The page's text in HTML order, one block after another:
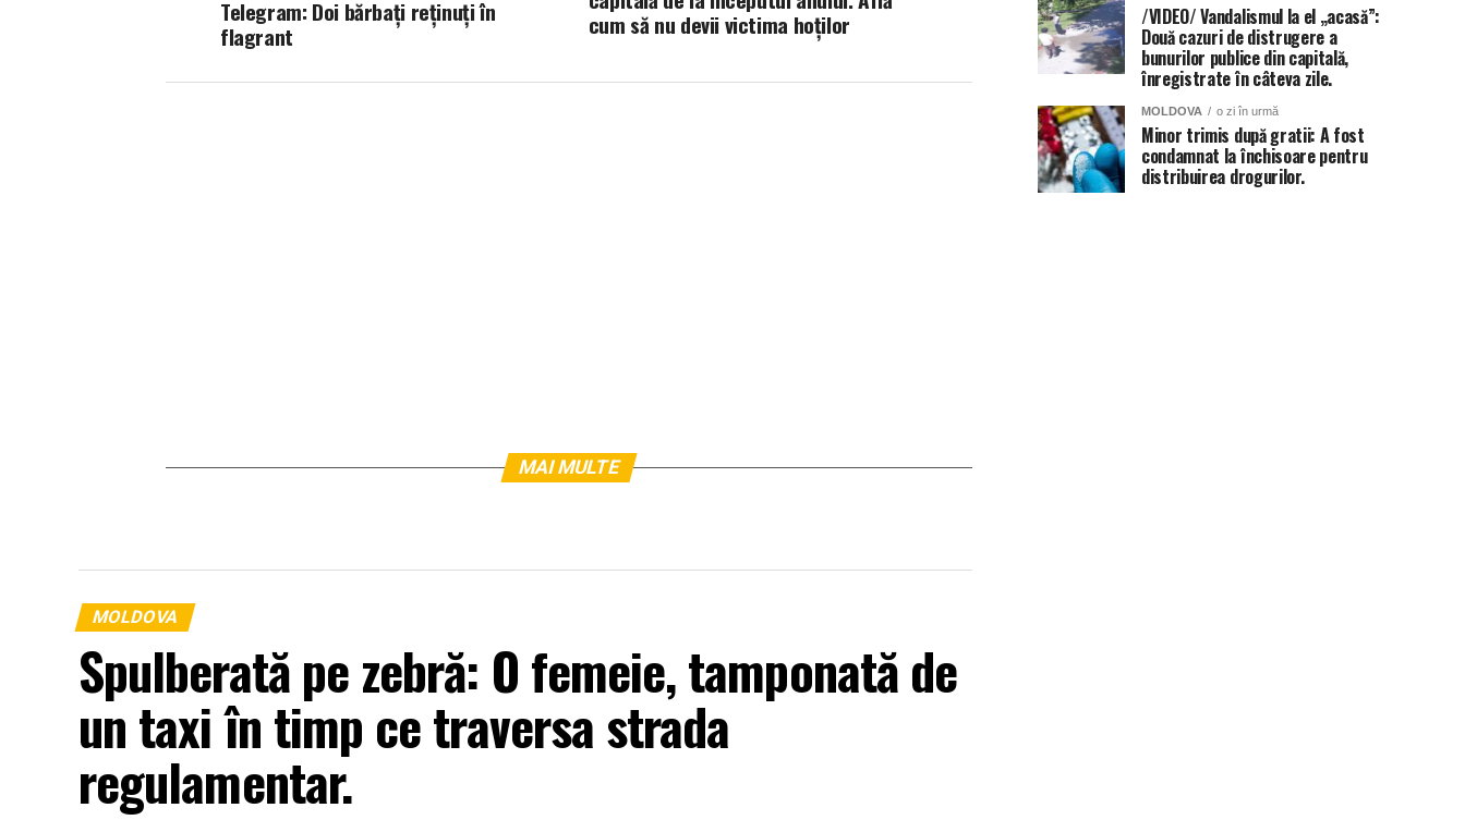
cum să nu devii victima hoților
Telegram: Doi bărbați reținuți în
flagrant
MAI MULTE
MOLDOVA
Spulberată pe zebră: O femeie, tamponată de
un taxi în timp ce traversa strada
regulamentar.
/VIDEO/ Vandalismul la el „acasă”:
Două cazuri de distrugere a
bunurilor publice din capitală,
înregistrate în câteva zile.
MOLDOVA o zi în urmă
Minor trimis după gratii: A fost
condamnat la închisoare pentru
distribuirea drogurilor.